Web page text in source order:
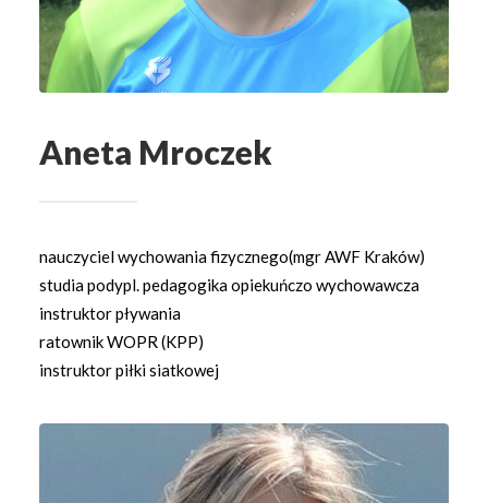
Aneta Mroczek
nauczyciel wychowania fizycznego(mgr AWF Kraków)
studia podypl. pedagogika opiekuńczo wychowawcza
instruktor pływania
ratownik WOPR (KPP)
instruktor piłki siatkowej